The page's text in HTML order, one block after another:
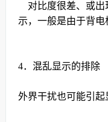
对比度很差、或出
示，一般是由于背电
4．混乱显示的排除
外界干扰也可能引起